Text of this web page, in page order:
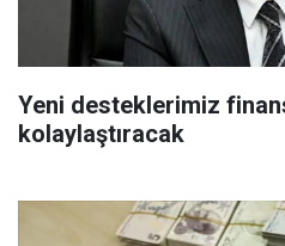
Yeni desteklerimiz
kolaylaştıracak